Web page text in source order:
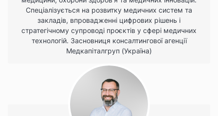
Спеціалізується на розвитку медичних систем та
закладів, впровадженні цифрових рішень і
стратегічному супроводі проєктів у сфері медичних
технологій. Засновниця консалтингової агенції
Медкапіталгруп (Україна)